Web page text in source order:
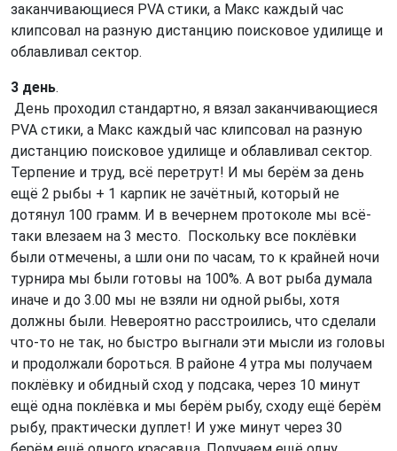
заканчивающиеся PVA стики, а Макс каждый час
клипсовал на разную дистанцию поисковое удилище и
облавливал сектор.
3 день.
День проходил стандартно, я вязал заканчивающиеся
PVA стики, а Макс каждый час клипсовал на разную
дистанцию поисковое удилище и облавливал сектор.
Терпение и труд, всё перетрут! И мы берём за день
ещё 2 рыбы + 1 карпик не зачётный, который не
дотянул 100 грамм. И в вечернем протоколе мы всё-
таки влезаем на 3 место. Поскольку все поклёвки
были отмечены, а шли они по часам, то к крайней ночи
турнира мы были готовы на 100%. А вот рыба думала
иначе и до 3.00 мы не взяли ни одной рыбы, хотя
должны были. Невероятно расстроились, что сделали
что-то не так, но быстро выгнали эти мысли из головы
и продолжали бороться. В районе 4 утра мы получаем
поклёвку и обидный сход у подсака, через 10 минут
ещё одна поклёвка и мы берём рыбу, сходу ещё берём
рыбу, практически дуплет! И уже минут через 30